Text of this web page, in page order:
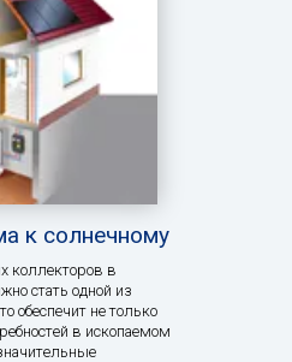
к солнечному
коллекторов в
стать одной из
обеспечит не только
в ископаемом